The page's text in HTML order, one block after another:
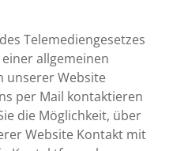
Telemediengesetzes
allgemeinen
unserer Website
per Mail kontaktieren
die Möglichkeit, über
Website Kontakt mit